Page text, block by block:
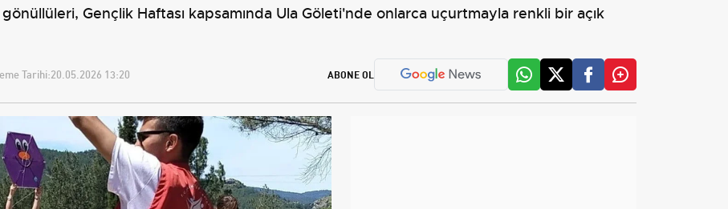
Gençlik Haftası kapsamında Ula Göleti'nde onlarca uçurtmayla renkli bir açık
Tarihi:20.05.2026 13:20 ABONE OL